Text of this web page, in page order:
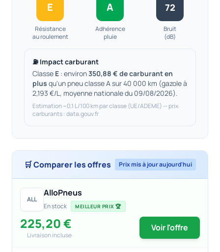
E
Résistance
au roulement
A
Adhérence
pluie
72
Bruit
(dB)
⛽ Impact carburant
Classe E : environ350,88 € de carburant en
plus qu'un pneu classe A sur 40 000 km (gazole à
2,193 €/L, moyenne nationale du 09/08/2026).
Estimation ~0,1 L/100 km par classe (UE/ADEME) — prix
carburants : data.gouv.fr
🛒 Comparer les offres Prix mis à jour aujourd'hui
ALL
AlloPneus
En stock MEILLEUR PRIX 🏆
225,20 €
Livraison incluse
Voir l'offre